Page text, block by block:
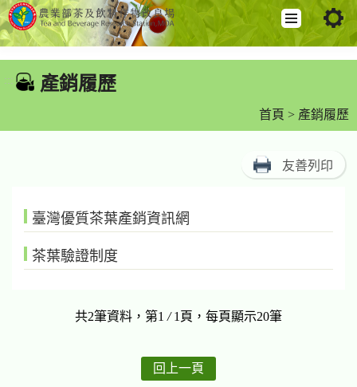
內
::: 產銷履歷
首頁 > 產銷履歷
友善列印
臺灣優質茶葉產銷資訊網
茶葉驗證制度
共2筆資料，第1 /1頁，每頁顯示20筆
回上一頁